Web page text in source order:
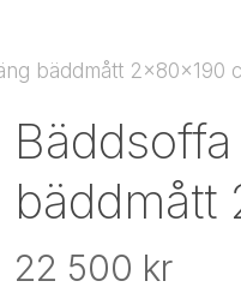
bäddmått 2x80x190
22 500 kr